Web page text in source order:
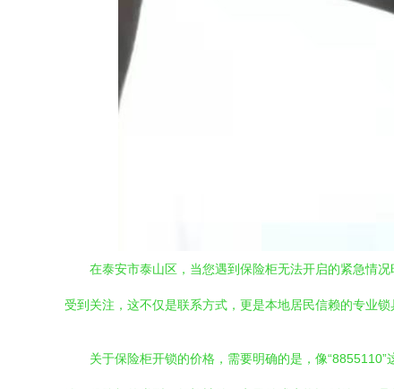
在泰安市泰山区，当您遇到保险柜无法开启的紧急情
受到关注，这不仅是联系方式，更是本地居民信赖的专业
关于保险柜开锁的价格，需要明确的是，像